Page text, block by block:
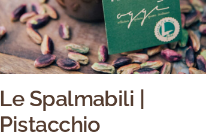
Le Spalmabili |
Pistacchio